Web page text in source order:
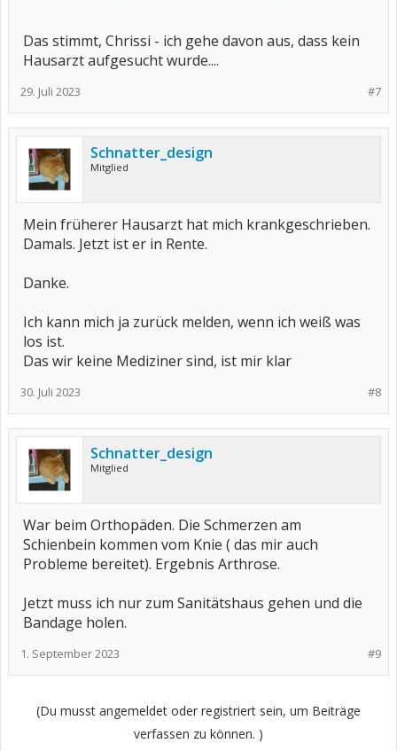
Hausarzt ist.
Hier kann dir sicher niemand sagen, was du hast.
Das stimmt, Chrissi - ich gehe davon aus, dass kein
Hausarzt aufgesucht wurde....
#7
29. Juli 2023
Schnatter_design
Mitglied
Mein früherer Hausarzt hat mich krankgeschrieben.
Damals. Jetzt ist er in Rente.
Danke.
Ich kann mich ja zurück melden, wenn ich weiß was
los ist.
Das wir keine Mediziner sind, ist mir klar
#8
30. Juli 2023
Schnatter_design
Mitglied
War beim Orthopäden. Die Schmerzen am
Schienbein kommen vom Knie ( das mir auch
Probleme bereitet). Ergebnis Arthrose.
Jetzt muss ich nur zum Sanitätshaus gehen und die
Bandage holen.
#9
1. September 2023
(Du musst angemeldet oder registriert sein, um Beiträge
verfassen zu können. )